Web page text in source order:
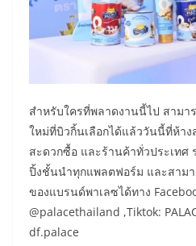
สำหรับใครที่พลาดงานนี้ไป สามา
ใหม่ที่บิวกิ้นเลือกได้แล้ววันนี้ที่ห้า
สะดวกซื้อ และร้านค้าทั่วประเทศ
ปิ้งชั้นนำทุกแพลตฟอร์ม และสาม
ของแบรนด์พาเลซได้ทาง
@palacethailand ,Tiktok:
df.palace